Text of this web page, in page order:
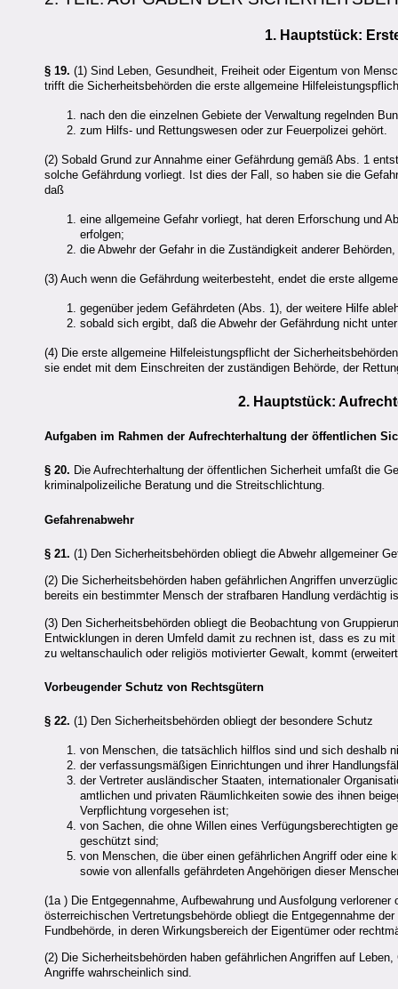
1. Hauptstück:
§ 19. (1) Sind Leben, Gesundheit, Freiheit oder Eigentum von
trifft die Sicherheitsbehörden die erste allgemeine
nach den die einzelnen Gebiete der Verwaltung regelnden
zum Hilfs- und Rettungswesen oder zur Feuerpolizei gehört.
(2) Sobald Grund zur Annahme einer Gefährdung gemäß Abs. 1
solche Gefährdung vorliegt. Ist dies der Fall, so haben sie die
daß
eine allgemeine Gefahr vorliegt, hat deren Erforschung und
erfolgen;
die Abwehr der Gefahr in die Zuständigkeit anderer
(3) Auch wenn die Gefährdung weiterbesteht, endet die erste
gegenüber jedem Gefährdeten (Abs. 1), der weitere Hilfe
sobald sich ergibt, daß die Abwehr der Gefährdung nicht
(4) Die erste allgemeine Hilfeleistungspflicht der
sie endet mit dem Einschreiten der zuständigen Behörde, der
2. Hauptstück:
Aufgaben im Rahmen der Aufrechterhaltung der öffentlichen
§ 20. Die Aufrechterhaltung der öffentlichen Sicherheit umfaßt die
kriminalpolizeiliche Beratung und die Streitschlichtung.
Gefahrenabwehr
§ 21. (1) Den Sicherheitsbehörden obliegt die Abwehr allgemeiner
(2) Die Sicherheitsbehörden haben gefährlichen Angriffen
bereits ein bestimmter Mensch der strafbaren Handlung verdächtig
(3) Den Sicherheitsbehörden obliegt die Beobachtung von
Entwicklungen in deren Umfeld damit zu rechnen ist, dass es zu
zu weltanschaulich oder religiös motivierter Gewalt, kommt
Vorbeugender Schutz von Rechtsgütern
§ 22. (1) Den Sicherheitsbehörden obliegt der besondere Schutz
von Menschen, die tatsächlich hilflos sind und sich deshalb
der verfassungsmäßigen Einrichtungen und ihrer
der Vertreter ausländischer Staaten, internationaler
amtlichen und privaten Räumlichkeiten sowie des ihnen
Verpflichtung vorgesehen ist;
von Sachen, die ohne Willen eines Verfügungsberechtigten
geschützt sind;
von Menschen, die über einen gefährlichen Angriff oder eine
sowie von allenfalls gefährdeten Angehörigen dieser
(1a ) Die Entgegennahme, Aufbewahrung und Ausfolgung
österreichischen Vertretungsbehörde obliegt die Entgegennahme
Fundbehörde, in deren Wirkungsbereich der Eigentümer oder
(2) Die Sicherheitsbehörden haben gefährlichen Angriffen auf
Angriffe wahrscheinlich sind.